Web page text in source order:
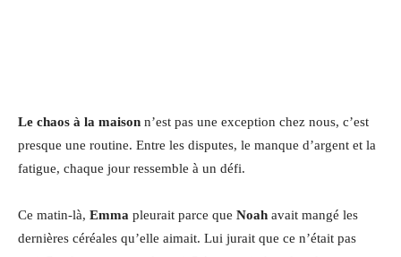
Le chaos à la maison n’est pas une exception chez nous, c’est
presque une routine. Entre les disputes, le manque d’argent et la
fatigue, chaque jour ressemble à un défi.
Ce matin-là, Emma pleurait parce que Noah avait mangé les
dernières céréales qu’elle aimait. Lui jurait que ce n’était pas